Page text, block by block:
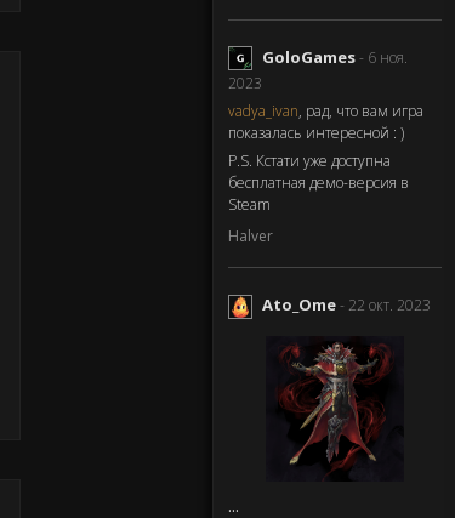
GoloGames- 6 ноя.
2023
vadya_ivan, рад, что вам игра
показалась интересной : )
P.S. Кстати уже доступна
бесплатная демо-версия в
Steam
Halver
Ato_Ome- 22 окт. 2023
...